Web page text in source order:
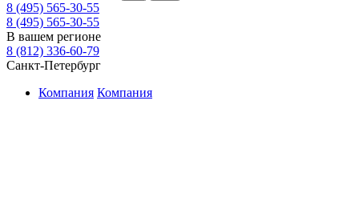
8 (495) 565-30-55
8 (495) 565-30-55
В вашем регионе
8 (812) 336-60-79
Санкт-Петербург
Компания Компания